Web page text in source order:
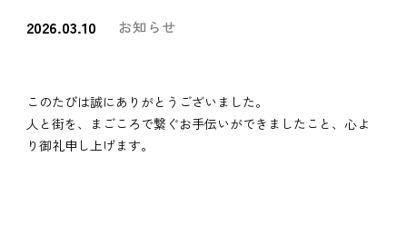
2026.03.10 お知らせ
このたびは誠にありがとうございました。
人と街を、まごころで繋ぐお手伝いができましたこと、心よ
り御礼申し上げます。